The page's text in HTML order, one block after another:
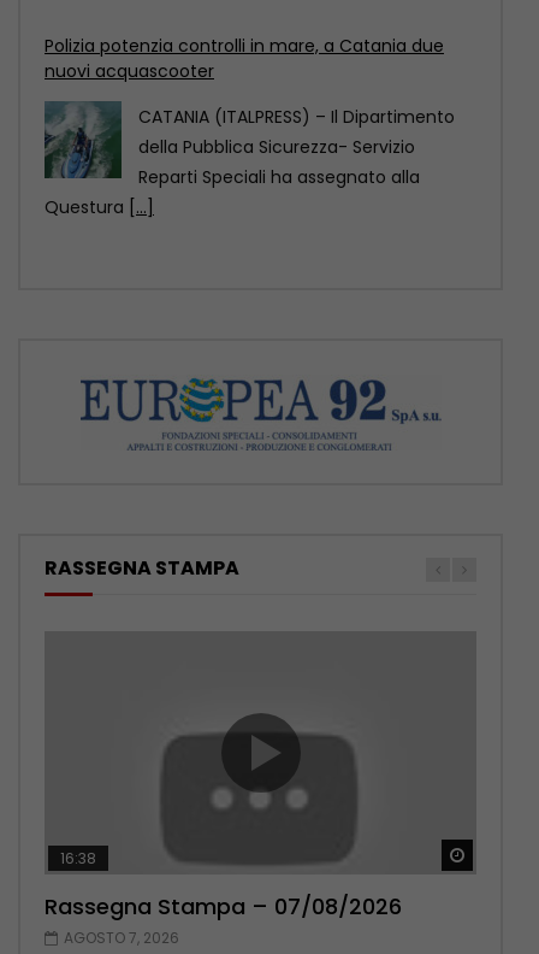
Rsa, infezioni correlate all’assistenza per il 2,6% dei
residenti
ROMA (ITALPRESS) – Nelle RSA italiane
migliaia di residenti hanno un’infezione
correlata all’assistenza, in molti
RASSEGNA STAMPA
16:38
Rassegna Stampa – 07/08/2026
AGOSTO 7, 2026
17:38
Rassegna Stampa – 06/08/2026
AGOSTO 6, 2026